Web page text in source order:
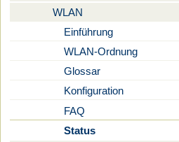
WLAN
Einführung
WLAN-Ordnung
Glossar
Konfiguration
FAQ
Status